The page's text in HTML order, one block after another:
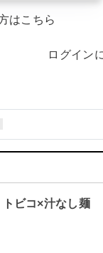
はこちら
ログイン
ビコ×汁なし麺